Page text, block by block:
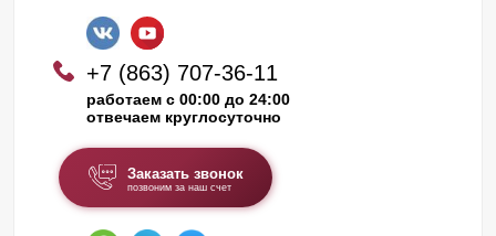
+7 (863) 707-36-11
работаем с 00:00 до 24:00
отвечаем круглосуточно
Заказать звонок
позвоним за наш счет